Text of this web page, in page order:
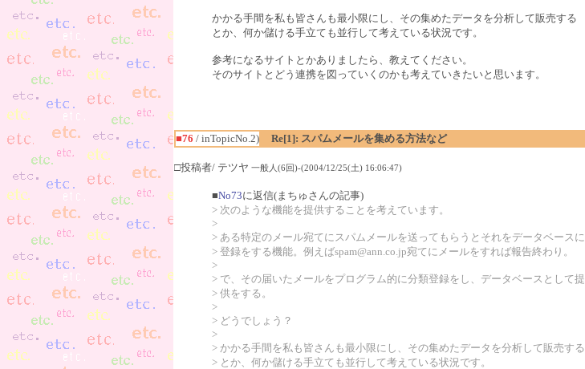
かかる手間を私も皆さんも最小限にし、その集めたデータを分析して販売する
とか、何か儲ける手立ても並行して考えている状況です。
参考になるサイトとかありましたら、教えてください。
そのサイトとどう連携を図っていくのかも考えていきたいと思います。
■76 / inTopicNo.2)
Re[1]: スパムメールを集める方法など
□投稿者/ テツヤ 一般人(6回)-(2004/12/25(土) 16:06:47)
■No73に返信(まちゅさんの記事)
> 次のような機能を提供することを考えています。
>
> ある特定のメール宛てにスパムメールを送ってもらうとそれをデータベースに
> 登録をする機能。例えばspam@ann.co.jp宛てにメールをすれば報告終わり。
>
> で、その届いたメールをプログラム的に分類登録をし、データベースとして提
> 供をする。
>
> どうでしょう？
>
> かかる手間を私も皆さんも最小限にし、その集めたデータを分析して販売する
> とか、何か儲ける手立ても並行して考えている状況です。